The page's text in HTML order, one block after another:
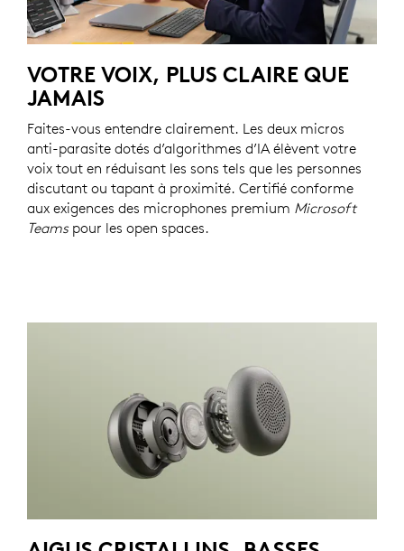
VOTRE VOIX, PLUS CLAIRE QUE
JAMAIS
Faites-vous entendre clairement. Les deux micros
anti-parasite dotés d’algorithmes d’IA élèvent votre
voix tout en réduisant les sons tels que les personnes
discutant ou tapant à proximité. Certifié conforme
aux exigences des microphones premium Microsoft
Teamspour les open spaces.